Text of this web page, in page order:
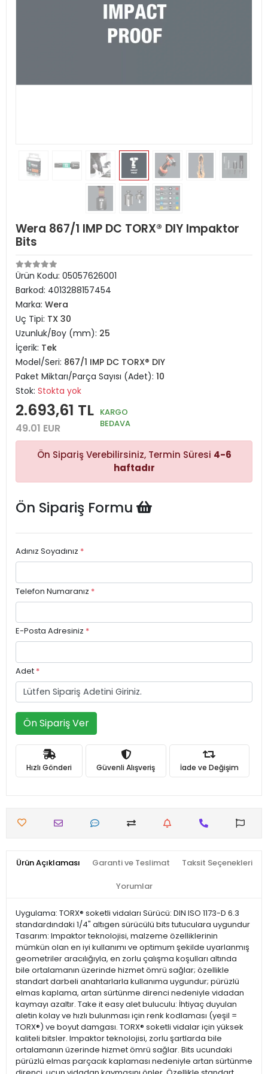
Wera 867/1 IMP DC TORX® DIY Impaktor
Bits
Ürün Kodu: 05057626001
Barkod: 4013288157454
Marka: Wera
Uç Tipi: TX 30
Uzunluk/Boy (mm): 25
İçerik: Tek
Model/Seri: 867/1 IMP DC TORX® DIY
Paket Miktarı/Parça Sayısı (Adet): 10
Stok: Stokta yok
2.693,61 TL
49.01 EUR
KARGO
BEDAVA
Ön Sipariş Verebilirsiniz, Termin Süresi 4-6
haftadır
Ön Sipariş Formu
Adınız Soyadınız *
Telefon Numaranız *
E-Posta Adresiniz *
Adet *
Ön Sipariş Ver
Hızlı Gönderi Güvenli Alışveriş İade ve Değişim
Ürün Açıklaması Garanti ve Teslimat Taksit Seçenekleri
Yorumlar
Uygulama: TORX® soketli vidaları Sürücü: DIN ISO 1173-D 6.3
standardındaki 1/4" altıgen sürücülü bits tutuculara uygundur
Tasarım: Impaktor teknolojisi, malzeme özelliklerinin
mümkün olan en iyi kullanımı ve optimum şekilde uyarlanmış
geometriler aracılığıyla, en zorlu çalışma koşulları altında
bile ortalamanın üzerinde hizmet ömrü sağlar; özellikle
standart darbeli anahtarlarla kullanıma uygundur; pürüzlü
elmas kaplama, artan sürtünme direnci nedeniyle vidadan
kaymayı azaltır. Take it easy alet buluculu: İhtiyaç duyulan
aletin kolay ve hızlı bulunması için renk kodlaması (yeşil =
TORX®) ve boyut damgası. TORX® soketli vidalar için yüksek
kaliteli bitsler. Impaktor teknolojisi, zorlu şartlarda bile
ortalamanın üzerinde hizmet ömrü sağlar. Bits ucundaki
pürüzlü elmas parçacık kaplaması nedeniyle artan sürtünme